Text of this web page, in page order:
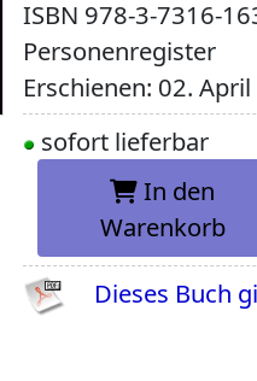
ISBN 978-3-7316-
Personenregister
Erschienen: 02.
sofort lieferbar
In den
Warenkorb
Dieses Buch